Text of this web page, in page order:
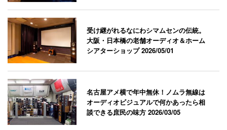
受け継がれるなにわシマムセンの伝統。
大阪・日本橋の老舗オーディオ＆ホーム
シアターショップ2026/05/01
名古屋アメ横で年中無休！ノムラ無線は
オーディオビジュアルで何かあったら相
談できる庶民の味方2026/03/05